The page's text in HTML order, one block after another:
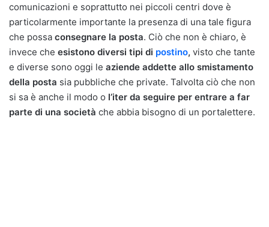
comunicazioni e soprattutto nei piccoli centri dove è
particolarmente importante la presenza di una tale figura
che possa consegnare la posta. Ciò che non è chiaro, è
invece che esistono diversi tipi di postino, visto che tante
e diverse sono oggi le aziende addette allo smistamento
della posta sia pubbliche che private. Talvolta ciò che non
si sa è anche il modo o l’iter da seguire per entrare a far
parte di una società che abbia bisogno di un portalettere.